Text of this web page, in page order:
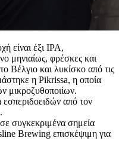
είναι έξι IPA,
μηνιαίως, φρέσκες και
Βέλγιο και λυκίσκο από τις
η Pikrissa, η οποία
μικροζυθοποιίων.
από τον
συγκεκριμένα σημεία
Brewing επισκέψιμη για